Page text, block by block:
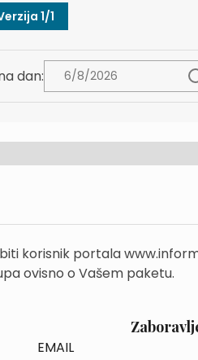
1/1
dan:
korisnik portala
ovisno o Vašem paketu.
EMAIL